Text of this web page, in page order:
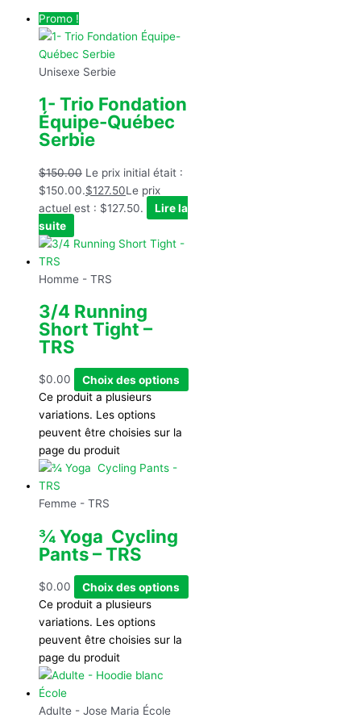
Promo !
Unisexe Serbie
1- Trio Fondation
Équipe-Québec
Serbie
$150.00 Le prix initial était :
$150.00.$127.50Le prix
actuel est : $127.50.
Lire la
suite
Homme - TRS
3/4 Running
Short Tight –
TRS
$0.00
Choix des options
Ce produit a plusieurs
variations. Les options
peuvent être choisies sur la
page du produit
Femme - TRS
¾ Yoga Cycling
Pants – TRS
$0.00
Choix des options
Ce produit a plusieurs
variations. Les options
peuvent être choisies sur la
page du produit
Adulte - Jose Maria École